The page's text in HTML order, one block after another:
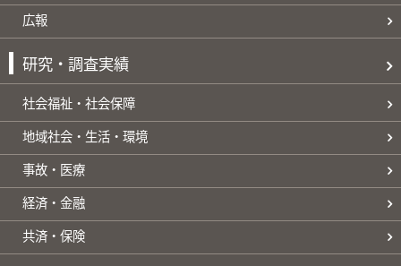
広報
研究・調査実績
社会福祉・社会保障
地域社会・生活・環境
事故・医療
経済・金融
共済・保険